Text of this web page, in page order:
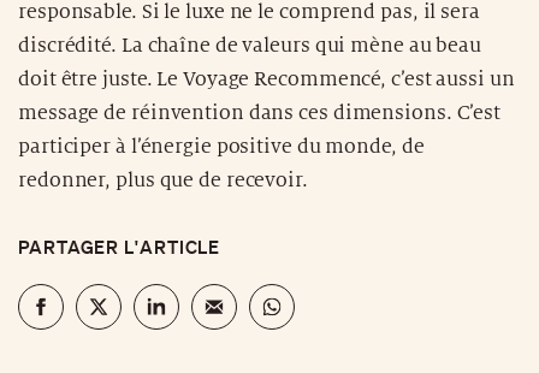
responsable. Si le luxe ne le comprend pas, il sera
discrédité. La chaîne de valeurs qui mène au beau
doit être juste. Le Voyage Recommencé, c’est aussi un
message de réinvention dans ces dimensions. C’est
participer à l’énergie positive du monde, de
redonner, plus que de recevoir.
PARTAGER L'ARTICLE